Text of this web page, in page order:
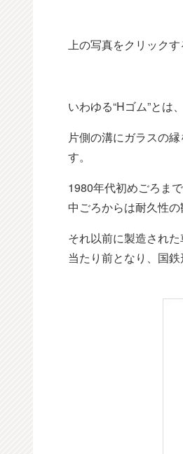
上の写真をクリックす
いわゆる“Hゴム”とは
片側の溝にガラスの
す。
1980年代初めごろま
中ごろからは耐久性
それ以前に製造され
当たり前となり、国鉄